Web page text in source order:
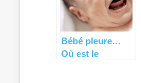
Bébé pleure…
Où est le